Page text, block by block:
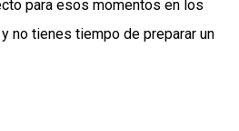
para esos momentos en los
no tienes tiempo de preparar un